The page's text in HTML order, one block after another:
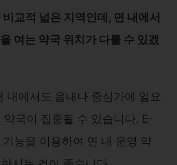
교적 넓은 지역인데, 면 내에서
여는 약국 위치가 다를 수 있겠
내에서도 읍내나 중심가에 일요
약국이 집중될 수 있습니다. E-
능을 이용하여 면 내 운영 약